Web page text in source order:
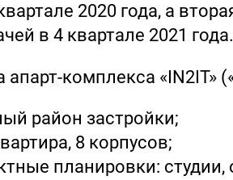
2020 года, а
в 4 квартале 2021 года.
комплекса «IN2IT»
район застройки;
8 корпусов;
планировки: студии,